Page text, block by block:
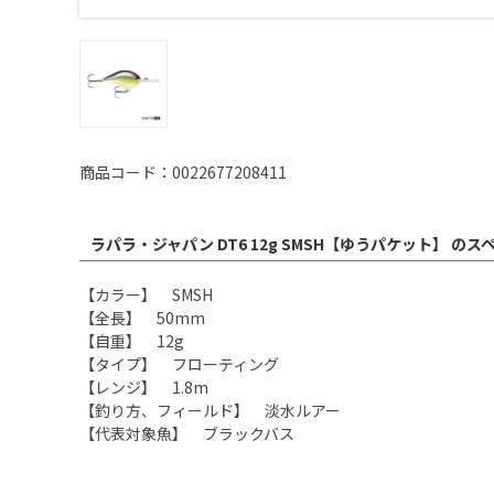
商品コード：0022677208411
ラパラ・ジャパン DT6 12g SMSH【ゆうパケット】 のス
【カラー】 SMSH
【全長】 50mm
【自重】 12g
【タイプ】 フローティング
【レンジ】 1.8m
【釣り方、フィールド】 淡水ルアー
【代表対象魚】 ブラックバス